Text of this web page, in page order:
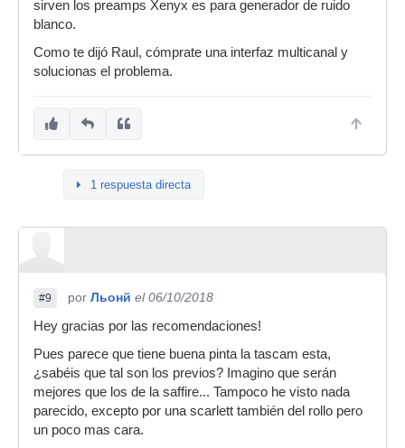
sirven los preamps Xenyx es para generador de ruido
blanco.
Como te dijó Raul, cómprate una interfaz multicanal y
solucionas el problema.
1 respuesta directa
#9 por Льонй el 06/10/2018
Hey gracias por las recomendaciones!
Pues parece que tiene buena pinta la tascam esta,
¿sabéis que tal son los previos? Imagino que serán
mejores que los de la saffire... Tampoco he visto nada
parecido, excepto por una scarlett también del rollo pero
un poco mas cara.